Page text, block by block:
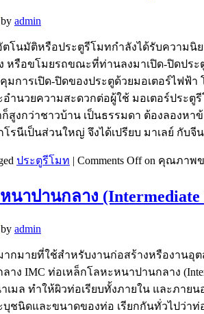
by admin
โนมัติหรือประตูรีโมทกำลังได้รับความนิย
หรือขโมยรถขณะที่ท่านลงมาเปิด-ปิดประ
การเปิด-ปิดของประตูด้วยมอเตอร์ไฟฟ้
อำนวยความสะดวกต่อผู้ใช้ มอเตอร์ประตู
สูงกว่าชาวบ้าน เป็นธรรมดา ต้องลองห
รนีเป็นส่วนใหญ่ จึงได้เปรียบ มาเลย์ กับ
ประตูรีโมท | Comments Offon คุณภาพข
นาปานกลาง (Intermediate
by admin
กมายที่ใช้สำหรับงานก่อสร้างหรืองานอุ
าง IMC ท่อเหล็กโลหะหนาปานกลาง
เมล ทำให้ผิวท่อเรียบทั้งภายใน และภา
บุชนิดและขนาดของท่อ เรียกกันทั่วไปว่า